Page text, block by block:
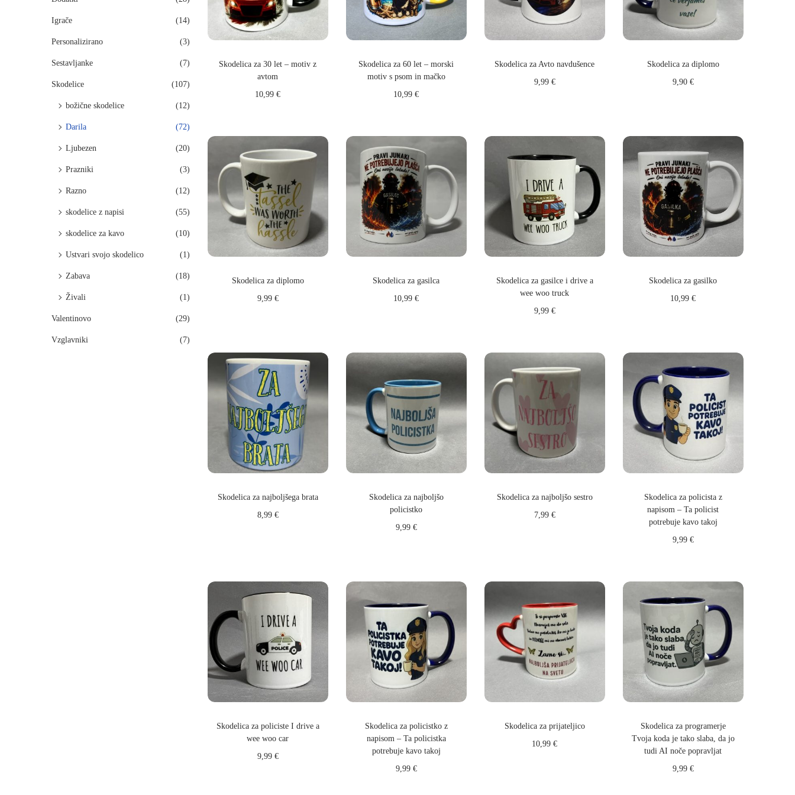
a
j
o
n
Skodelica za 30 let – motiv z
avtom
10,99€
Skodelica za 60 let – morski
motiv s psom in mačko
10,99€
Skodelica za Avto navdušence
9,99 €
Skodelica za diplomo
9,90 €
Skodelica za diplomo
9,99 €
Skodelica za gasilca
10,99€
Skodelica za gasilce i drive a
wee woo truck
9,99 €
Skodelica za gasilko
10,99€
Skodelica za najboljšega brata
8,99 €
Skodelica za najboljšo
policistko
9,99 €
Skodelica za najboljšo sestro
7,99 €
Skodelica za policista z
napisom – Ta policist
potrebuje kavo takoj
9,99 €
Skodelica za policiste I drive a
wee woo car
9,99 €
Skodelica za policistko z
napisom – Ta policistka
potrebuje kavo takoj
9,99 €
Skodelica za prijateljico
10,99€
Skodelica za programerje
Tvoja koda je tako slaba, da jo
tudi AI noče popravljat
9,99 €
aaIgrače (14)
Personalizirano (3)
Sestavljanke (7)
Skodelice (107)
božične skodelice (12)
Darila (72)
Ljubezen (20)
Prazniki (3)
Razno (12)
skodelice z napisi (55)
skodelice za kavo (10)
Ustvari svojo skodelico (1)
Zabava (18)
Živali (1)
Valentinovo (29)
Vzglavniki (7)